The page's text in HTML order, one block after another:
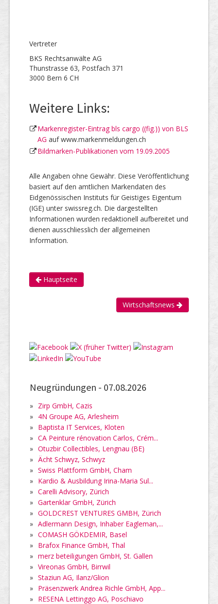
Vertreter
BKS Rechtsanwälte AG
Thunstrasse 63, Postfach 371
3000 Bern 6 CH
Weitere Links:
Markenregister-Eintrag bls cargo ((fig.)) von BLS
AG auf www.markenmeldungen.ch
Bildmarken-Publikationen vom 19.09.2005
Alle Angaben ohne Gewähr. Diese Veröffentlichung
basiert auf den amtlichen Markendaten des
Eidgenössischen Instituts für Geistiges Eigentum
(IGE) unter swissreg.ch. Die dargestellten
Informationen wurden redaktionell aufbereitet und
dienen ausschliesslich der allgemeinen
Information.
Hauptseite
Wirtschaftsnews
Neugründungen - 07.08.2026
» Zirp GmbH, Cazis
» 4N Groupe AG, Arlesheim
» Baptista IT Services, Kloten
» CA Peinture rénovation Carlos, Crém...
» Otuzbir Collectibles, Lengnau (BE)
» Ächt Schwyz, Schwyz
» Swiss Plattform GmbH, Cham
» Kardio & Ausbildung Irina-Maria Sul...
» Carelli Advisory, Zürich
» Gartenklar GmbH, Zürich
» GOLDCREST VENTURES GMBH, Zürich
» Adlermann Design, Inhaber Eagleman,...
» COMASH GÖKDEMIR, Basel
» Brafox Finance GmbH, Thal
» merz beteiligungen GmbH, St. Gallen
» Vireonas GmbH, Birrwil
» Staziun AG, Ilanz/Glion
» Präsenzwerk Andrea Richle GmbH, App...
» RESENA Lettinggo AG, Poschiavo